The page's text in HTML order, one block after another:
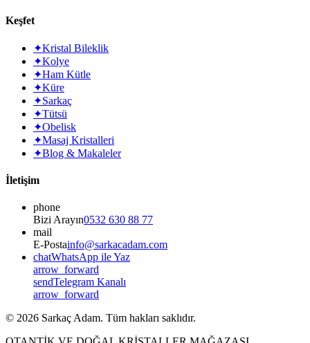
Keşfet
✦Kristal Bileklik
✦Kolye
✦Ham Kütle
✦Küre
✦Sarkaç
✦Tütsü
✦Obelisk
✦Masaj Kristalleri
✦Blog & Makaleler
İletişim
phone
Bizi Arayın0532 630 88 77
mail
E-Postainfo@sarkacadam.com
chatWhatsApp ile Yaz
arrow_forward
sendTelegram Kanalı
arrow_forward
© 2026 Sarkaç Adam. Tüm hakları saklıdır.